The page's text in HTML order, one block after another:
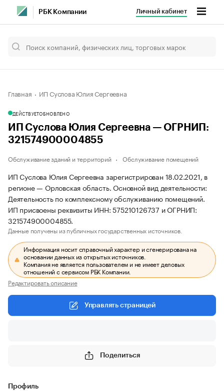
РБК Компании Личный кабинет
Главная ИП Суслова Юлия Сергеевна
ДЕЙСТВУЕТОБНОВЛЕНО
ИП Суслова Юлия Сергеевна — ОГРНИП:
321574900004855
Обслуживание зданий и территорий Обслуживание помещений
ИП Суслова Юлия Сергеевна зарегистрирован 18.02.2021, в
регионе — Орловская область. Основной вид деятельности:
Деятельность по комплексному обслуживанию помещений.
ИП присвоены реквизиты ИНН: 575210126737 и ОГРНИП:
321574900004855.
Данные получены из публичных государственных источников.
Информация носит справочный характер и сгенерирована на
основании данных из открытых источников.
Компания не является пользователем и не имеет деловых
отношений с сервисом РБК Компании.
Редактировать описание
Управлять страницей
Поделиться
Профиль